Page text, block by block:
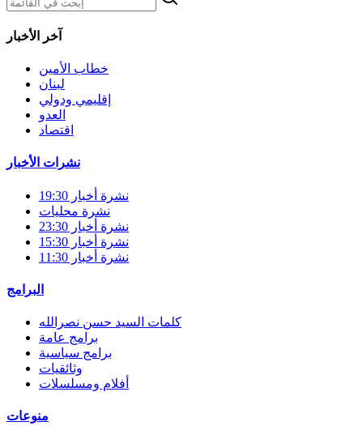
آخر الأخبار
خطاب الأمين
لبنان
إقليمي ودولي
العدو
اقتصاد
نشرات الأخبار
نشرة أخبار 19:30
نشرة محليات
نشرة أخبار 23:30
نشرة أخبار 15:30
نشرة أخبار 11:30
البرامج
كلمات السيد حسن نصرالله
برامج عامة
برامج سياسية
وثائقيات
أفلام ومسلسلات
منوعات